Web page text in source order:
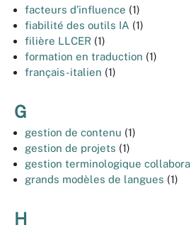
facteurs d’influence (1)
fiabilité des outils IA (1)
filière LLCER (1)
formation en traduction (1)
français-italien (1)
G
gestion de contenu (1)
gestion de projets (1)
gestion terminologique
grands modèles de langues (1)
H